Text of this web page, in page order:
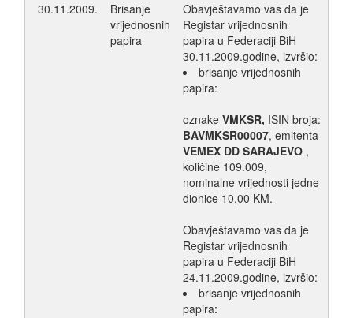
30.11.2009.
Brisanje
vrijednosnih
papira
Obavještavamo vas da je
Registar vrijednosnih
papira u Federaciji BiH
30.11.2009.godine, izvršio:
brisanje vrijednosnih
papira:
oznake VMKSR, ISIN broja:
BAVMKSR00007, emitenta
VEMEX DD SARAJEVO ,
količine 109.009,
nominalne vrijednosti jedne
dionice 10,00 KM.
Obavještavamo vas da je
Registar vrijednosnih
papira u Federaciji BiH
24.11.2009.godine, izvršio:
brisanje vrijednosnih
papira: